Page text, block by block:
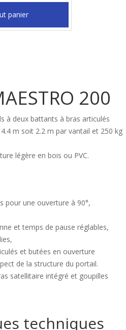
panier
200
à deux battants à bras articulés
m soit 2.2 m par vantail et 250 kg
légère en bois ou PVC.
pour une ouverture à 90°,
et temps de pause réglables,
et butées en ouverture
de la structure du portail.
satellitaire intégré et goupilles
techniques